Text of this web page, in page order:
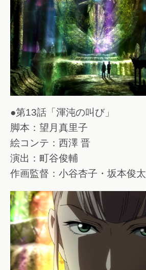
●第13話「渾沌の叫び」
脚本：望月真里子
絵コンテ：西澤 晋
演出：町谷俊輔
作画監督：小谷杏子・坂本俊太